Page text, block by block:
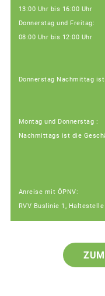
13:00 Uhr bis 16:00 Uhr
Donnerstag und Freitag:
08:00 Uhr bis 12:00 Uhr
Donnerstag Nachmittag
Montag und Donnerstag :
Nachmittags ist die
Anreise mit ÖPNV:
RVV Buslinie 1,